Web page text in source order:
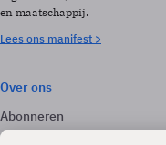
en maatschappij.
Lees ons manifest >
Over ons
Abonneren
Adverteren